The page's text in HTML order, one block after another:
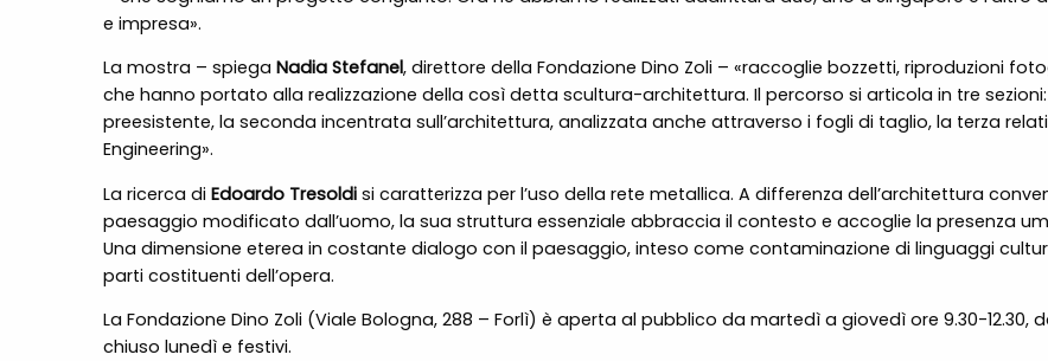
e impresa».
La mostra – spiega Nadia Stefanel, direttore della Fondazione Dino Zoli – «raccoglie bozzetti, riproduzioni
che hanno portato alla realizzazione della così detta scultura-architettura. Il percorso si articola in tre
preesistente, la seconda incentrata sull’architettura, analizzata anche attraverso i fogli di taglio, la terza
Engineering».
La ricerca di Edoardo Tresoldi si caratterizza per l’uso della rete metallica. A differenza dell’architettura
paesaggio modificato dall’uomo, la sua struttura essenziale abbraccia il contesto e accoglie la presenza
Una dimensione eterea in costante dialogo con il paesaggio, inteso come contaminazione di linguaggi
parti costituenti dell’opera.
La Fondazione Dino Zoli (Viale Bologna, 288 – Forlì) è aperta al pubblico da martedì a giovedì ore 9.30-12.30,
chiuso lunedì e festivi.